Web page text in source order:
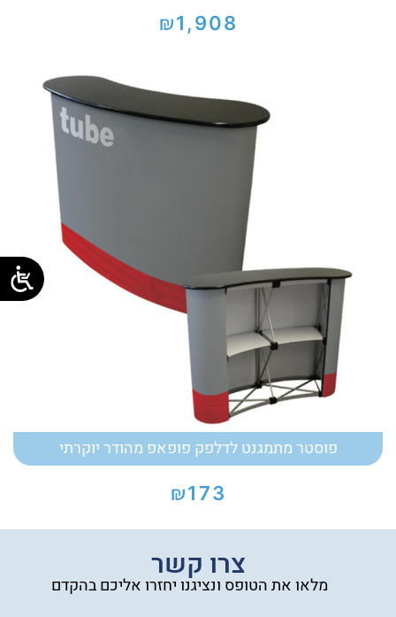
₪1,908
פוסטר מתמגנט לדלפק פופאפ מהודר יוקרתי
₪173
צרו קשר
מלאו את הטופס ונציגנו יחזרו אליכם בהקדם